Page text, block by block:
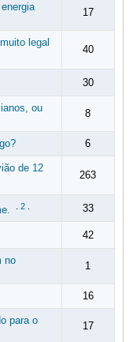
17
legal
40
30
ou
8
6
de 12
263
2. 33
42
no
1
16
para o
17